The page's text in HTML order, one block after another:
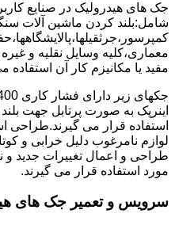
جک های هیدرولیک در صنایع
شامل:بلند کردن ماشین آلات
معماری،کلیه وسایل نقلیه و
مفید یا مکانیزم کار آن استفاده
اینرپک به صورت پرتابل جهت
استفاده قرار می گیرند.طراحی
لوازم نامرغوب دلیل خرابی و
طراحی و اعمال تغییرات جدید و
مورد استفاده قرار می گیرند.
سرویس و تعمیر جک های